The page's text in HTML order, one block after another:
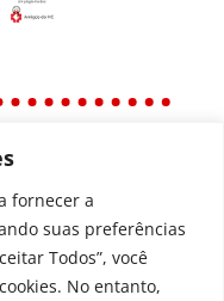
fornecer a
suas preferências
Todos”, você
No entanto,